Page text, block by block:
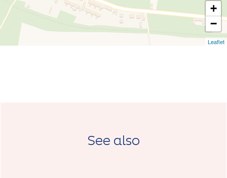
+
−
Leaflet
See also